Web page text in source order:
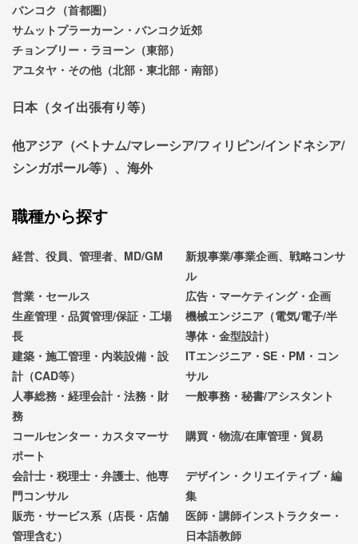
バンコク（首都圏）
サムットプラーカーン・バンコク近郊
チョンブリー・ラヨーン（東部）
アユタヤ・その他（北部・東北部・南部）
日本（タイ出張有り等）
他アジア（ベトナム/マレーシア/フィリピン/インドネシア/
シンガポール等）、海外
職種から探す
経営、役員、管理者、MD/GM
新規事業/事業企画、戦略コンサ
ル
営業・セールス
広告・マーケティング・企画
生産管理・品質管理/保証・工場
長
機械エンジニア（電気/電子/半
導体・金型設計）
建築・施工管理・内装設備・設
計（CAD等）
ITエンジニア・SE・PM・コン
サル
人事総務・経理会計・法務・財
務
一般事務・秘書/アシスタント
コールセンター・カスタマーサ
ポート
購買・物流/在庫管理・貿易
会計士・税理士・弁護士、他専
門コンサル
デザイン・クリエイティブ・編
集
販売・サービス系（店長・店舗
管理含む）
医師・講師インストラクター・
日本語教師